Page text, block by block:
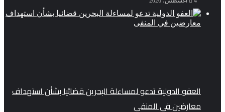
العفو الدولية تدعو لمساءلة البحرين قضائيا بشأن استهداف
معارضين في المنفى